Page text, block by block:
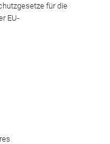
für die
EU-